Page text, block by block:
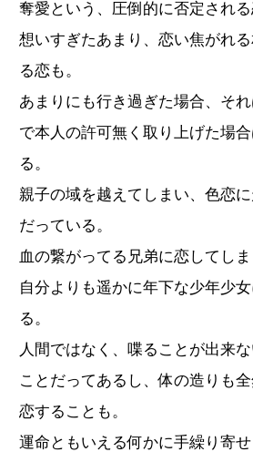
奪愛という、圧倒的に否定される
想いすぎたあまり、恋い焦がれ
る恋も。
あまりにも行き過ぎた場合、そ
で本人の許可無く取り上げた場
る。
親子の域を越えてしまい、色恋
だっている。
血の繋がってる兄弟に恋してしま
自分よりも遥かに年下な少年少
る。
人間ではなく、喋ることが出来
ことだってあるし、体の造りも
恋することも。
運命ともいえる何かに手繰り寄